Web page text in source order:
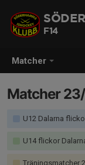
Matcher
F14
Matcher
U12 Dalarna
U14 flickor
Träningsmatcher